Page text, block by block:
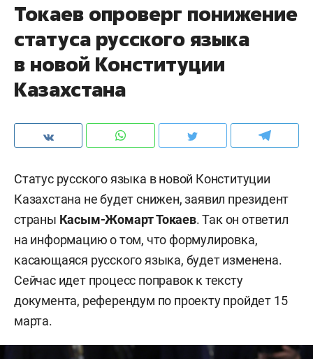
Токаев опроверг понижение
статуса русского языка
в новой Конституции
Казахстана
Статус русского языка в новой Конституции
Казахстана не будет снижен, заявил президент
страны Касым-Жомарт Токаев. Так он ответил
на информацию о том, что формулировка,
касающаяся русского языка, будет изменена.
Сейчас идет процесс поправок к тексту
документа, референдум по проекту пройдет 15
марта.